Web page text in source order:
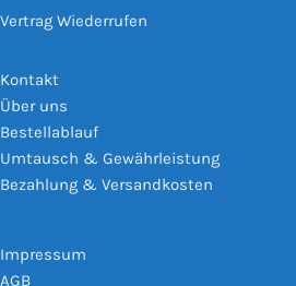
Vertrag Wiederrufen
Kontakt
Über uns
Bestellablauf
Umtausch & Gewährleistung
Bezahlung & Versandkosten
Impressum
AGB